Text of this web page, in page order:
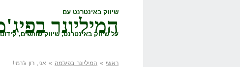
שיווק באינטרנט עם
המיליונר
על שיווק באינטרנט, שיווק שותפים,
ראשי » המיליונר בפיג'מה » אני, רון ג'רמי!